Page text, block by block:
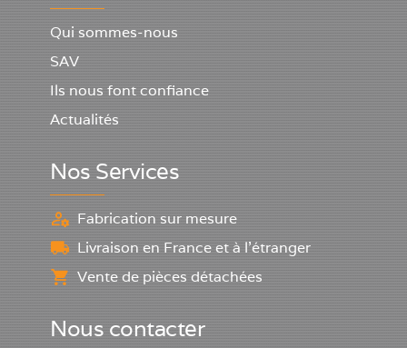
Qui sommes-nous
SAV
Ils nous font confiance
Actualités
Nos Services
Fabrication sur mesure
Livraison en France et à l'étranger
Vente de pièces détachées
Nous contacter